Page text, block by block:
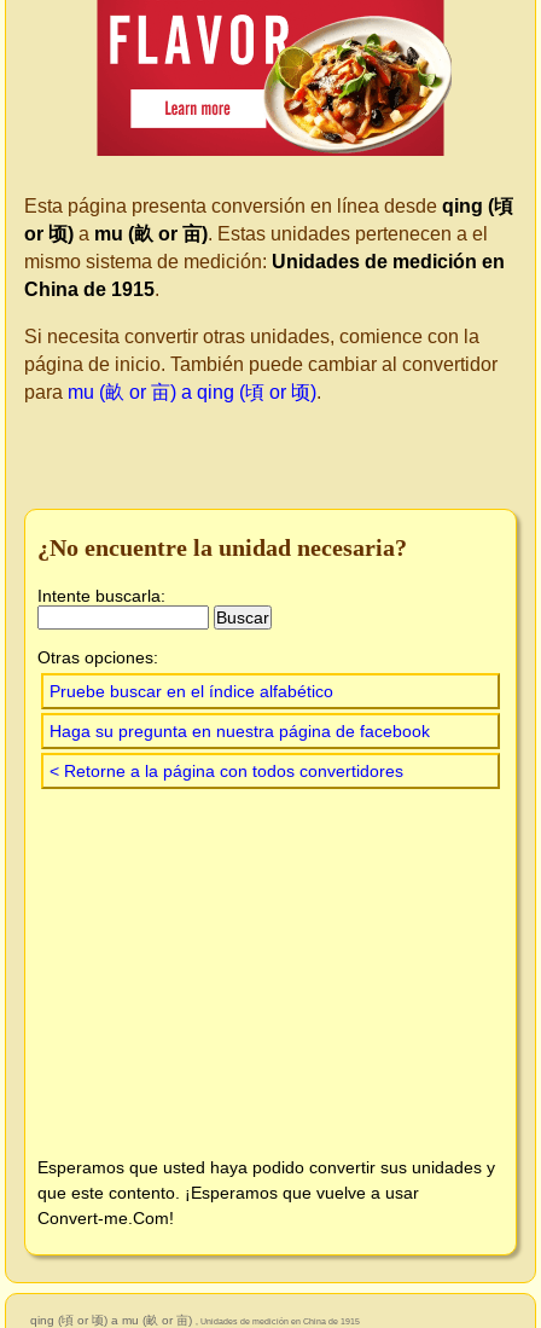
Esta página presenta conversión en línea desde qing (頃
or 顷) a mu (畝 or 亩). Estas unidades pertenecen a el
mismo sistema de medición: Unidades de medición en
China de 1915.
Si necesita convertir otras unidades, comience con la
página de inicio. También puede cambiar al convertidor
para mu (畝 or 亩) a qing (頃 or 顷).
¿No encuentre la unidad necesaria?
Intente buscarla:
Otras opciones:
Pruebe buscar en el índice alfabético
Haga su pregunta en nuestra página de facebook
< Retorne a la página con todos convertidores
Esperamos que usted haya podido convertir sus unidades y
que este contento. ¡Esperamos que vuelve a usar
Convert-me.Com!
qing (頃 or 顷) a mu (畝 or 亩) , Unidades de medición en China de 1915